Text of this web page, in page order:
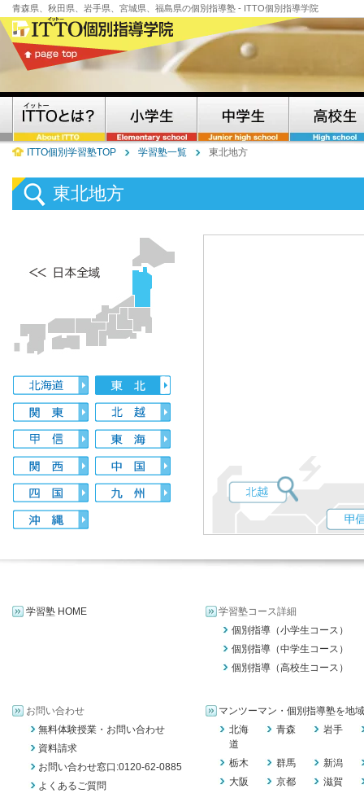
青森県、秋田県、岩手県、宮城県、福島県の個別指導塾 - ITTO個別指導学院
ITTO個別学習塾TOP 学習塾一覧 東北地方
東北地方
学習塾 HOME
学習塾コース詳細
個別指導（小学生コース）
個別指導（中学生コース）
個別指導（高校生コース）
お問い合わせ
無料体験授業・お問い合わせ
資料請求
お問い合わせ窓口:0120-62-0885
よくあるご質問
マンツーマン・個別指導塾を地
北海
道
青森 岩手
栃木 群馬
新潟
大阪
京都 滋賀